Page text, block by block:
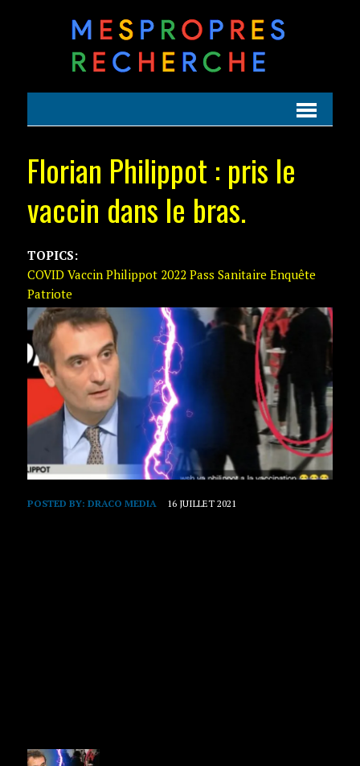
Florian Philippot : pris le
vaccin dans le bras.
TOPICS:
COVID Vaccin Philippot 2022 Pass Sanitaire Enquête
Patriote
POSTED BY: DRACO MEDIA 16 JUILLET 2021